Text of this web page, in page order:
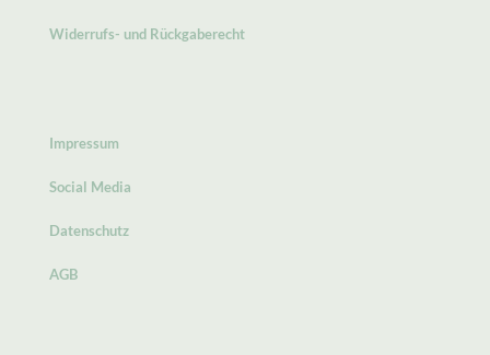
Widerrufs- und Rückgaberecht
Impressum
Social Media
Datenschutz
AGB